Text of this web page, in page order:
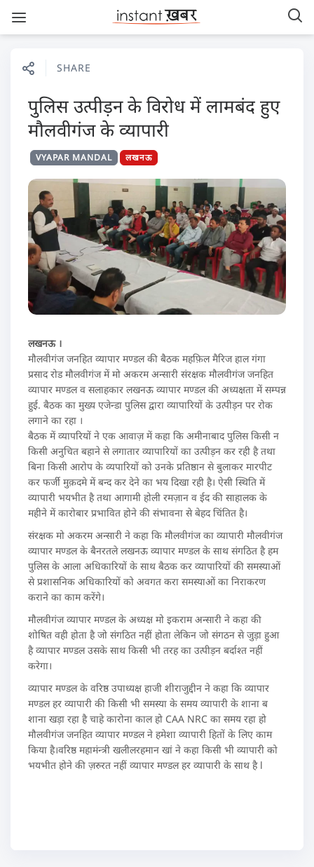
SHARE
पुलिस उत्पीड़न के विरोध में लामबंद हुए
मौलवीगंज के व्यापारी
VYAPAR MANDAL लखनऊ
लखनऊ ।
मौलवीगंज जनहित व्यापार मण्डल की बैठक महफ़िल मैरिज हाल गंगा
प्रसाद रोड मौलवीगंज में मो अकरम अन्सारी संरक्षक मौलवीगंज जनहित
व्यापार मण्डल व सलाहकार लखनऊ व्यापार मण्डल की अध्यक्षता में सम्पन्न
हुई. बैठक का मुख्य एजेन्डा पुलिस द्वारा व्यापारियों के उत्पीड़न पर रोक
लगाने का रहा ।
बैठक में व्यापरियों ने एक आवाज़ में कहा कि अमीनाबाद पुलिस किसी न
किसी अनुचित बहाने से लगातार व्यापारियों का उत्पीड़न कर रही है तथा
बिना किसी आरोप के व्यपारियों को उनके प्रतिष्ठान से बुलाकर मारपीट
कर फर्जी मुक़दमे में बन्द कर देने का भय दिखा रही है। ऐसी स्थिति में
व्यापारी भयभीत है तथा आगामी होली रमज़ान व ईद की साहालक के
महीने में कारोबार प्रभावित होने की संभावना से बेहद चिंतित है।
संरक्षक मो अकरम अन्सारी ने कहा कि मौलवीगंज का व्यापारी मौलवीगंज
व्यापार मण्डल के बैनरतले लखनऊ व्यापार मण्डल के साथ संगठित है हम
पुलिस के आला अधिकारियों के साथ बैठक कर व्यापारियों की समस्याओं
से प्रशासनिक अधिकारियों को अवगत करा समस्याओं का निराकरण
कराने का काम करेंगे।
मौलवीगंज व्यापार मण्डल के अध्यक्ष मो इकराम अन्सारी ने कहा की
शोषित वही होता है जो संगठित नहीं होता लेकिन जो संगठन से जुड़ा हुआ
है व्यापार मण्डल उसके साथ किसी भी तरह का उत्पीड़न बर्दाश्त नहीं
करेगा।
व्यापार मण्डल के वरिष्ठ उपाध्यक्ष हाजी शीराजुद्दीन ने कहा कि व्यापार
मण्डल हर व्यापारी की किसी भी समस्या के समय व्यापारी के शाना ब
शाना खड़ा रहा है चाहे कारोना काल हो CAA NRC का समय रहा हो
मौलवीगंज जनहित व्यापार मण्डल ने हमेशा व्यापारी हितों के लिए काम
किया है।वरिष्ठ महामंन्त्री खलीलरहमान खां ने कहा किसी भी व्यापारी को
भयभीत होने की ज़रुरत नहीं व्यापार मण्डल हर व्यापारी के साथ है l